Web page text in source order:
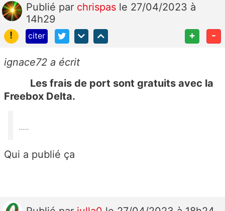
Publié par chrispas le 27/04/2023 à
14h29
!
citer + -
ignace72 a écrit
Les frais de port sont gratuits avec la
Freebox Delta.
.....
Qui a publié ça